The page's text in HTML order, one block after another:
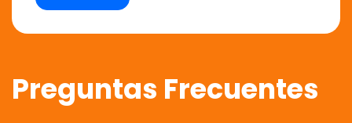
Preguntas Frecuentes